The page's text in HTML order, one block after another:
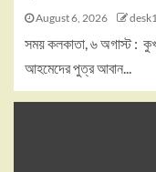
August 6, 2026
সময় কলকাতা, ৬ অগাস্ট :
আহমেদের পুত্র আবান...